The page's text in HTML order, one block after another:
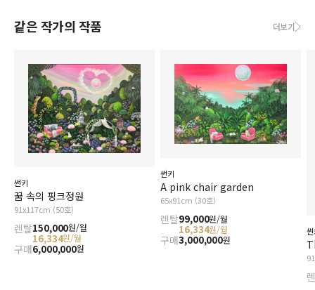
같은 작가의 작품 더보기
썬키
꿈 속의 핑크정원
91x117cm (50호)
렌탈150,000원/월
16,334원/월
구매6,000,000원
썬키
A pink chair garden
65x91cm (30호)
렌탈99,000원/월
16,334원/월
구매3,000,000원